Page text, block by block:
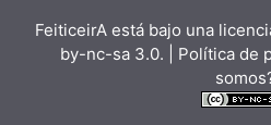
FeiticeirA está bajo una
by-nc-sa 3.0. | Política de